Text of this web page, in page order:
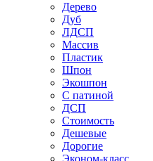
Дерево
Дуб
ЛДСП
Массив
Пластик
Шпон
Экошпон
С патиной
ДСП
Стоимость
Дешевые
Дорогие
Эконом-класс